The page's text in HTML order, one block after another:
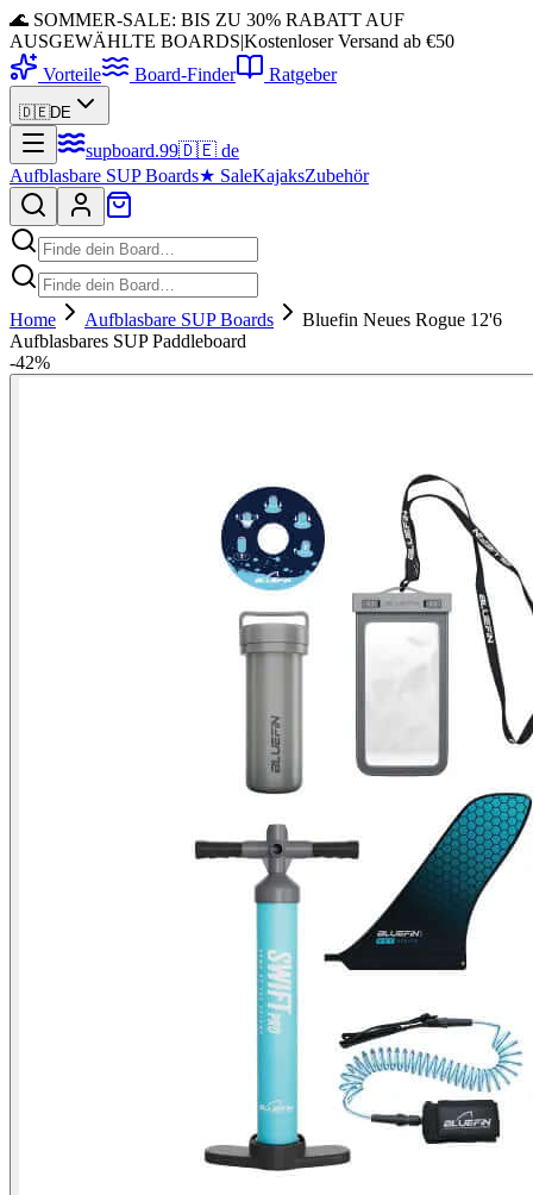
🌊 SOMMER-SALE: BIS ZU 30% RABATT AUF
AUSGEWÄHLTE BOARDS|Kostenloser Versand ab €50
Vorteile
Board-Finder Ratgeber
🇩🇪DE
supboard.99🇩🇪 de
Aufblasbare SUP Boards★ SaleKajaksZubehör
Home Aufblasbare SUP Boards
Bluefin Neues Rogue 12'6
Aufblasbares SUP Paddleboard
-42%